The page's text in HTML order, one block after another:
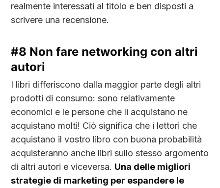
realmente interessati al titolo e ben disposti a
scrivere una recensione.
#8 Non fare networking con altri
autori
I libri differiscono dalla maggior parte degli altri
prodotti di consumo: sono relativamente
economici e le persone che li acquistano ne
acquistano molti! Ciò significa che i lettori che
acquistano il vostro libro con buona probabilità
acquisteranno anche libri sullo stesso argomento
di altri autori e viceversa. Una delle migliori
strategie di marketing per espandere le